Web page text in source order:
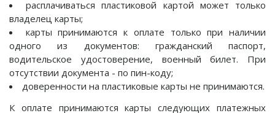
расплачиваться пластиковой картой может только
владелец карты;
карты принимаются к оплате только при наличии
одного из документов: гражданский паспорт,
водительское удостоверение, военный билет. При
отсутствии документа - по пин-коду;
доверенности на пластиковые карты не принимаются.
К оплате принимаются карты следующих платежных